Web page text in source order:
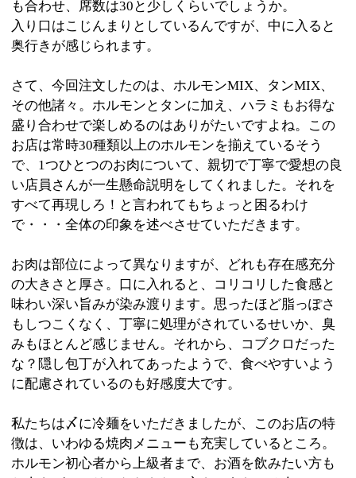
お肉は部位によって異なりますが、どれも存在感充分
の大きさと厚さ。口に入れると、コリコリした食感と
味わい深い旨みが染み渡ります。思ったほど脂っぽさ
もしつこくなく、丁寧に処理がされているせいか、臭
な？隠し包丁が入れてあったようで、食べやすいよう
に配慮されているのも好感度大です。
私たちは〆に冷麺をいただきましたが、このお店の特
徴は、いわゆる焼肉メニューも充実しているところ。
ホルモン初心者から上級者まで、お酒を飲みたい方も
お肉をガッツリいただきたい方も、あらゆる人のニー
ズを充たしてくれると思いますよ。
※上記記事は江東区時間スタッフにより取材掲載され
たものです。
ジャンル : ●焼肉
TEL : 03-3640-0045
定休日 不定休